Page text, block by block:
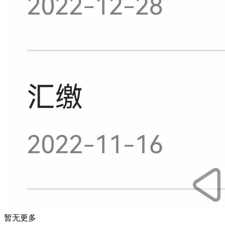
暂无更多